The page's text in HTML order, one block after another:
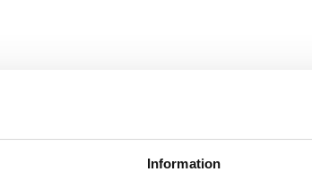
Information